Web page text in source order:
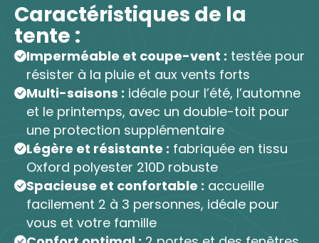
Caractéristiques de la
tente :
Imperméable et coupe-vent : testée pour
résister à la pluie et aux vents forts
Multi-saisons : idéale pour l’été, l’automne
et le printemps, avec un double-toit pour
une protection supplémentaire
Légère et résistante : fabriquée en tissu
Oxford polyester 210D robuste
Spacieuse et confortable : accueille
facilement 2 à 3 personnes, idéale pour
vous et votre famille